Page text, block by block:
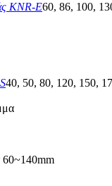
KNR-E60, 86, 100,
40, 50, 80, 120, 150,